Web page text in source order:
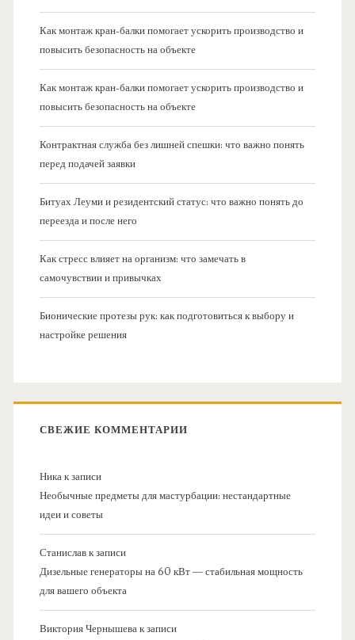
Как монтаж кран-балки помогает ускорить производство и
повысить безопасность на объекте
Как монтаж кран-балки помогает ускорить производство и
повысить безопасность на объекте
Контрактная служба без лишней спешки: что важно понять
перед подачей заявки
Битуах Леуми и резидентский статус: что важно понять до
переезда и после него
Как стресс влияет на организм: что замечать в
самочувствии и привычках
Бионические протезы рук: как подготовиться к выбору и
настройке решения
СВЕЖИЕ КОММЕНТАРИИ
Никак записи
Необычные предметы для мастурбации: нестандартные
идеи и советы
Станиславк записи
Дизельные генераторы на 60 кВт — стабильная мощность
для вашего объекта
Виктория Чернышевак записи